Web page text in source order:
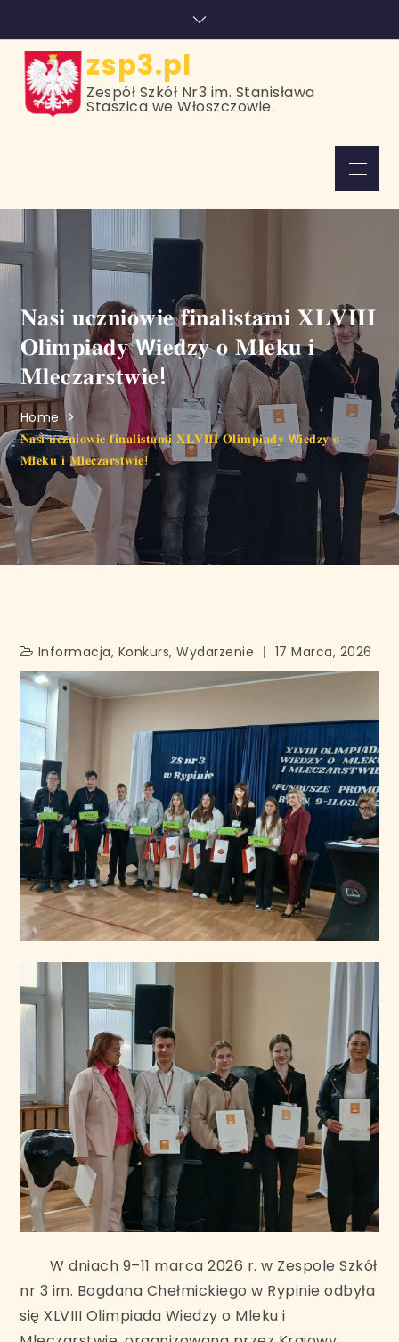
content
zsp3.pl
Zespół Szkół Nr3 im. Stanisława
Staszica we Włoszczowie.
Menu
𝐍𝐚𝐬𝐢 𝐮𝐜𝐳𝐧𝐢𝐨𝐰𝐢𝐞 𝐟𝐢𝐧𝐚𝐥𝐢𝐬𝐭𝐚𝐦𝐢 𝐗𝐋𝐕𝐈𝐈𝐈
𝐎𝐥𝐢𝐦𝐩𝐢𝐚𝐝𝐲 𝗪𝐢𝐞𝐝𝐳𝐲 𝐨 𝐌𝐥𝐞𝐤𝐮 𝐢
𝐌𝐥𝐞𝐜𝐳𝐚𝐫𝐬𝐭𝐰𝐢𝐞!
Home
𝐍𝐚𝐬𝐢 𝐮𝐜𝐳𝐧𝐢𝐨𝐰𝐢𝐞 𝐟𝐢𝐧𝐚𝐥𝐢𝐬𝐭𝐚𝐦𝐢 𝐗𝐋𝐕𝐈𝐈𝐈 𝐎𝐥𝐢𝐦𝐩𝐢𝐚𝐝𝐲 𝗪𝐢𝐞𝐝𝐳𝐲 𝐨
𝐌𝐥𝐞𝐤𝐮 𝐢 𝐌𝐥𝐞𝐜𝐳𝐚𝐫𝐬𝐭𝐰𝐢𝐞!
Informacja, Konkurs,Wydarzenie 17 Marca, 2026
W dniach 9–11 marca 2026 r. w Zespole Szkół
nr 3 im. Bogdana Chełmickiego w Rypinie odbyła
się XLVIII Olimpiada Wiedzy o Mleku i